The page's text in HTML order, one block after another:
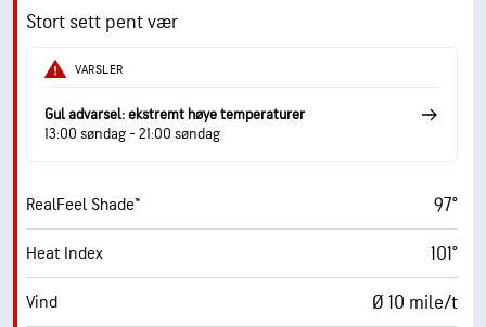
Vindkast
Fuktighet
Duggpunkt 73° F
Skydekke 9%
Sikt 10 mi
Skydekke 30000 fot
Stort sett pent vær
VARSLER
Gul advarsel: ekstremt høye temperaturer
13:00 søndag - 21:00 søndag
RealFeel Shade™ 97°
Heat Index 101°
Vind Ø 10 mile/t